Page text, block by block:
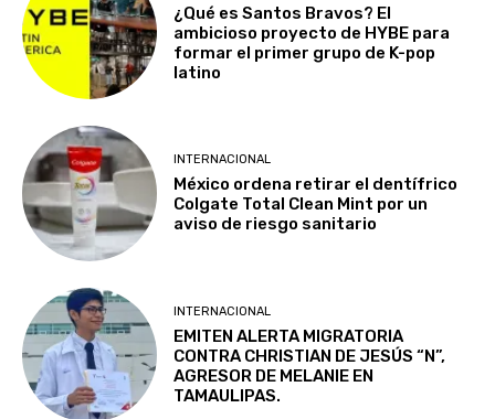
¿Qué es Santos Bravos? El
ambicioso proyecto de HYBE para
formar el primer grupo de K-pop
latino
INTERNACIONAL
México ordena retirar el dentífrico
Colgate Total Clean Mint por un
aviso de riesgo sanitario
INTERNACIONAL
EMITEN ALERTA MIGRATORIA
CONTRA CHRISTIAN DE JESÚS “N”,
AGRESOR DE MELANIE EN
TAMAULIPAS.